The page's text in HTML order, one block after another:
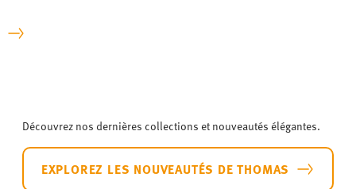
Découvrez nos dernières collections et nouveautés élégantes.
EXPLOREZ LES NOUVEAUTÉS DE THOMAS